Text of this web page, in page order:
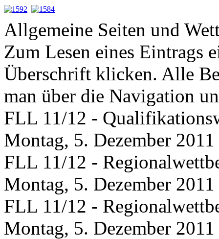
Allgemeine Seiten und
Zum Lesen eines Eintrags
Überschrift klicken. Alle
man über die Navigation
FLL 11/12 -
Montag, 5. Dezember 2011
FLL 11/12 -
Montag, 5. Dezember 2011
FLL 11/12 -
Montag, 5. Dezember 2011